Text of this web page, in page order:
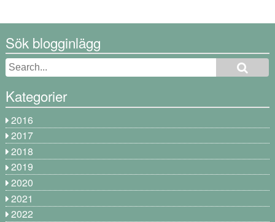
Sök blogginlägg
Kategorier
2016
2017
2018
2019
2020
2021
2022